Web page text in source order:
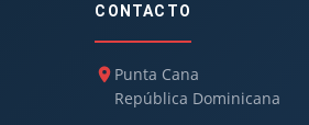
CONTACTO
Punta Cana
República Dominicana